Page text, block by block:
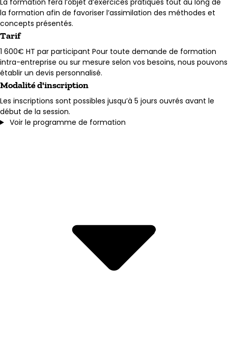
la formation afin de favoriser l’assimilation des méthodes et
concepts présentés.
Tarif
1 600€ HT par participant Pour toute demande de formation
intra-entreprise ou sur mesure selon vos besoins, nous pouvons
établir un devis personnalisé.
Modalité d'inscription
Les inscriptions sont possibles jusqu’à 5 jours ouvrés avant le
début de la session.
Voir le programme de formation